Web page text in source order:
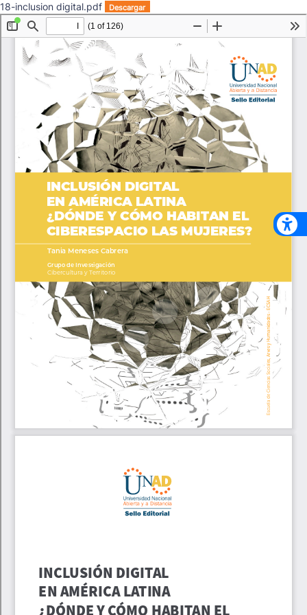
18-inclusion digital.pdf Descargar